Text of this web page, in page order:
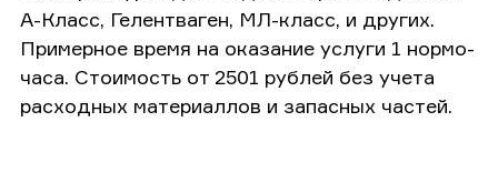
А-Класс, Гелентваген, МЛ-класс, и других.
Примерное время на оказание услуги 1 нормо-
часа. Стоимость от 2501 рублей без учета
расходных материаллов и запасных частей.